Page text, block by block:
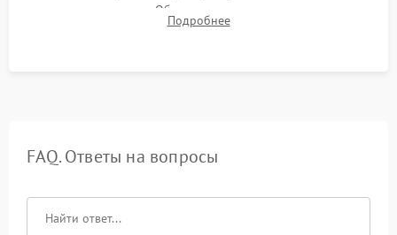
механизма поправок. Обязательное испытание прицела на
ударном стенде для проверки устойчивости к отдаче и
Подробнее
FAQ. Ответы на вопросы